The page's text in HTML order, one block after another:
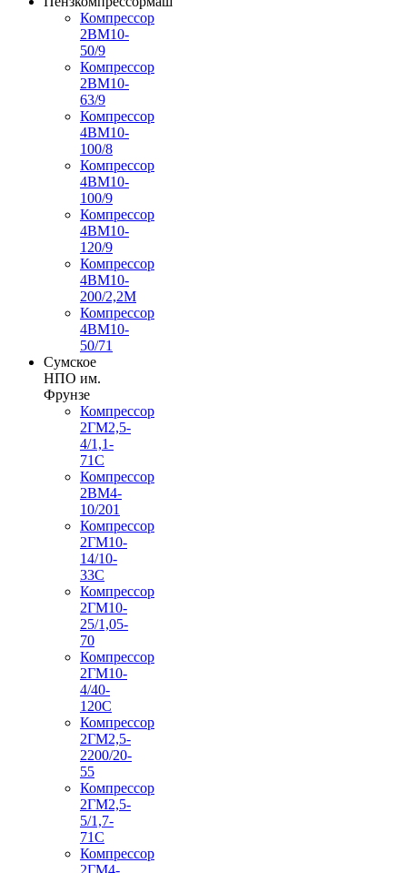
Компрессор
2ВМ10-
50/9
Компрессор
2ВМ10-
63/9
Компрессор
4ВМ10-
100/8
Компрессор
4ВМ10-
100/9
Компрессор
4ВМ10-
120/9
Компрессор
4ВМ10-
200/2,2М
Компрессор
4ВМ10-
50/71
Сумское
НПО им.
Фрунзе
Компрессор
2ГМ2,5-
4/1,1-
71С
Компрессор
2ВМ4-
10/201
Компрессор
2ГМ10-
14/10-
33С
Компрессор
2ГМ10-
25/1,05-
70
Компрессор
2ГМ10-
4/40-
120С
Компрессор
2ГМ2,5-
2200/20-
55
Компрессор
2ГМ2,5-
5/1,7-
71С
Компрессор